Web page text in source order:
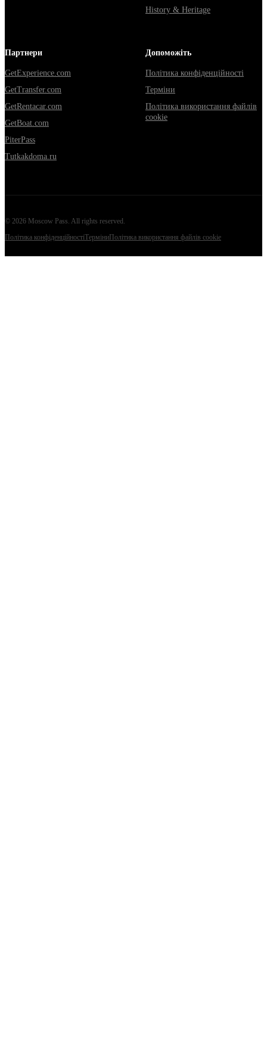
History & Heritage
Партнери
GetExperience.com
GetTransfer.com
GetRentacar.com
GetBoat.com
PiterPass
Tutkakdoma.ru
Допоможіть
Політика конфіденційності
Терміни
Політика використання файлів
cookie
© 2026 Moscow Pass . All rights reserved.
Політика конфіденційностіТерміниПолітика використання файлів cookie